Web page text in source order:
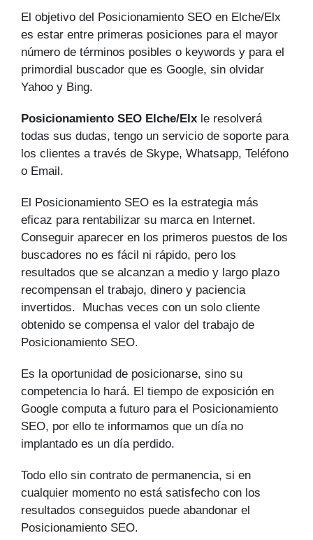
El objetivo del Posicionamiento SEO en Elche/Elx
es estar entre primeras posiciones para el mayor
número de tér­minos posibles o keywords y para el
primordial buscador que es Google, sin olvidar
Yahoo y Bing.
Posicionamiento SEO Elche/Elx le resolverá
todas sus dudas, tengo un servicio de soporte para
los clientes a través de Skype, Whatsapp, Teléfono
o Email.
El Posicionamiento SEO es la estrategia más
eficaz para rentabilizar su marca en Internet.
Conseguir aparecer en los primeros puestos de los
buscadores no es fácil ni rápido, pero los
resultados que se alcanzan a medio y largo plazo
recompensan el trabajo, dinero y paciencia
invertidos. Muchas veces con un solo cliente
obtenido se compensa el valor del trabajo de
Posicionamiento SEO.
Es la oportunidad de posicionarse, sino su
competencia lo hará. El tiempo de exposición en
Google computa a futuro para el Posicionamiento
SEO, por ello te informamos que un día no
implantado es un día perdido.
Todo ello sin contrato de permanencia, si en
cualquier momento no está satisfecho con los
resultados conseguidos puede abandonar el
Posicionamiento SEO.